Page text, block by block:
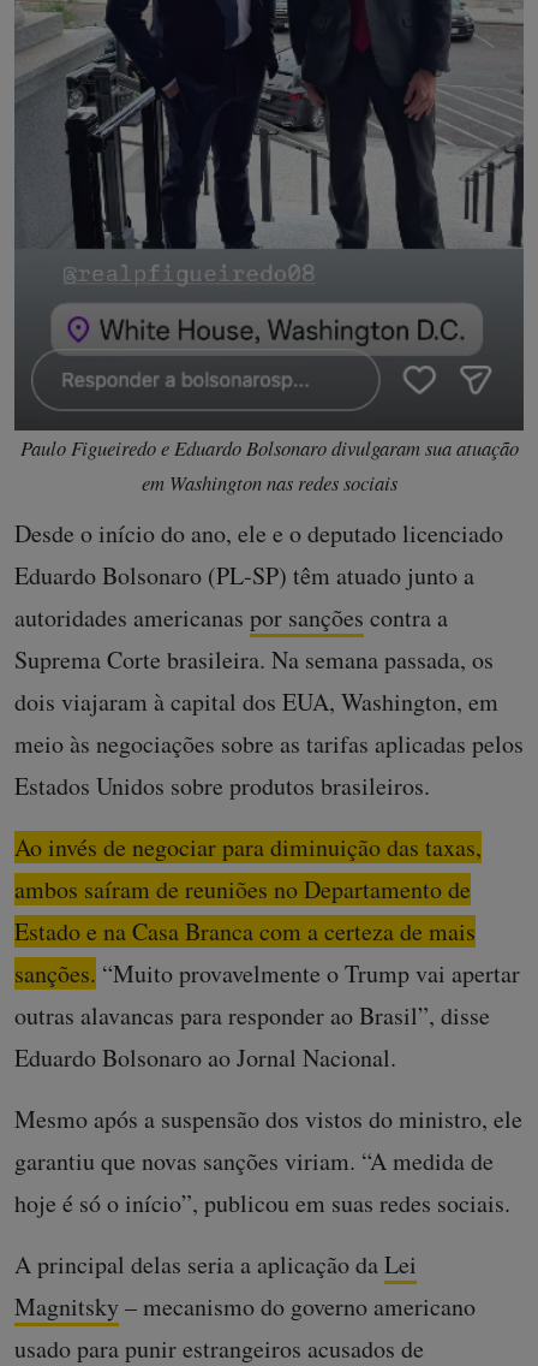
Paulo Figueiredo e Eduardo Bolsonaro divulgaram sua atuação
em Washington nas redes sociais
Desde o início do ano, ele e o deputado licenciado
Eduardo Bolsonaro (PL-SP) têm atuado junto a
autoridades americanas por sanções contra a
Suprema Corte brasileira. Na semana passada, os
dois viajaram à capital dos EUA, Washington, em
meio às negociações sobre as tarifas aplicadas pelos
Estados Unidos sobre produtos brasileiros.
Ao invés de negociar para diminuição das taxas,
ambos saíram de reuniões no Departamento de
Estado e na Casa Branca com a certeza de mais
sanções. “Muito provavelmente o Trump vai apertar
outras alavancas para responder ao Brasil”, disse
Eduardo Bolsonaro ao Jornal Nacional.
Mesmo após a suspensão dos vistos do ministro, ele
garantiu que novas sanções viriam. “A medida de
hoje é só o início”, publicou em suas redes sociais.
A principal delas seria a aplicação daLei
Magnitsky – mecanismo do governo americano
usado para punir estrangeiros acusados de